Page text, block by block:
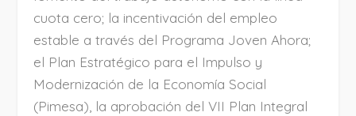
cuota cero; la incentivación del empleo
estable a través del Programa Joven Ahora;
el Plan Estratégico para el Impulso y
Modernización de la Economía Social
(Pimesa), la aprobación del VII Plan Integral